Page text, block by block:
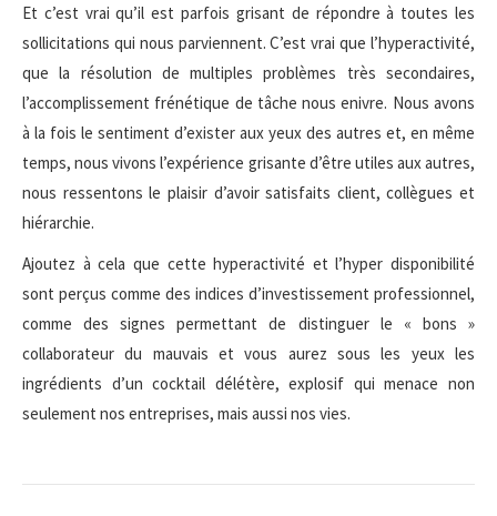
Et c’est vrai qu’il est parfois grisant de répondre à toutes les
sollicitations qui nous parviennent. C’est vrai que l’hyperactivité,
que la résolution de multiples problèmes très secondaires,
l’accomplissement frénétique de tâche nous enivre. Nous avons
à la fois le sentiment d’exister aux yeux des autres et, en même
temps, nous vivons l’expérience grisante d’être utiles aux autres,
nous ressentons le plaisir d’avoir satisfaits client, collègues et
hiérarchie.
Ajoutez à cela que cette hyperactivité et l’hyper disponibilité
sont perçus comme des indices d’investissement professionnel,
comme des signes permettant de distinguer le « bons »
collaborateur du mauvais et vous aurez sous les yeux les
ingrédients d’un cocktail délétère, explosif qui menace non
seulement nos entreprises, mais aussi nos vies.